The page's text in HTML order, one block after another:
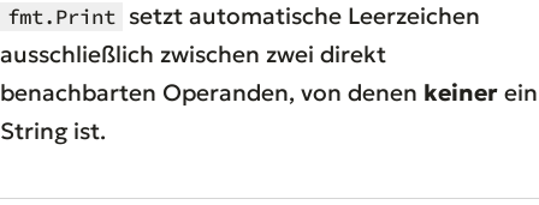
fmt.Print setzt automatische Leerzeichen
ausschließlich zwischen zwei direkt
benachbarten Operanden, von denen keiner ein
String ist.